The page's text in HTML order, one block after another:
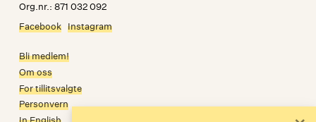
Org.nr.: 871 032 092
Facebook Instagram
Bli medlem!
Om oss
For tillitsvalgte
Personvern